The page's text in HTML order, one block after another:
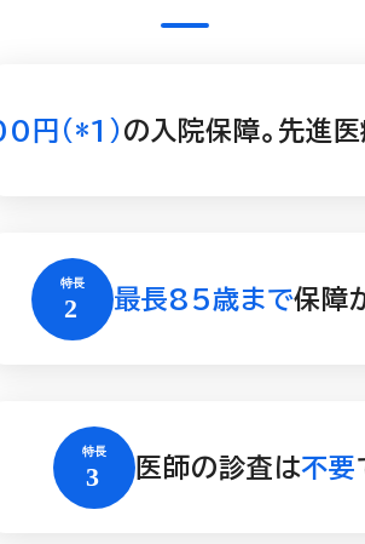
円(*1)の入院保障。先進
最長85歳まで保障
医師の診査は不要